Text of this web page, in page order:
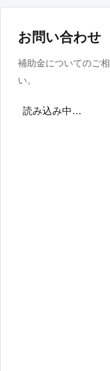
お問い合わせ
補助金についてのご
い。